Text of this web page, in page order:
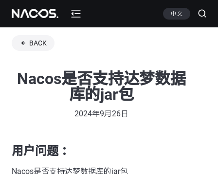
中文
BACK
Nacos是否支持达梦数据
库的jar包
2024年9月26日
用户问题 ：
Nacos是否支持达梦数据库的jar包